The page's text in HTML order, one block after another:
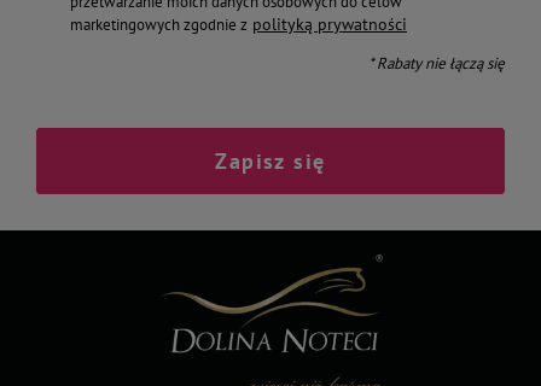
marketingowych zgodnie z polityką prywatności
* Rabaty nie łączą się
Zapisz się